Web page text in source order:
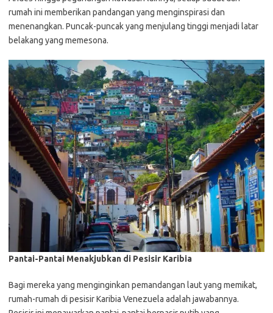
rumah ini memberikan pandangan yang menginspirasi dan
menenangkan. Puncak-puncak yang menjulang tinggi menjadi latar
belakang yang memesona.
Pantai-Pantai Menakjubkan di Pesisir Karibia
Bagi mereka yang menginginkan pemandangan laut yang memikat,
rumah-rumah di pesisir Karibia Venezuela adalah jawabannya.